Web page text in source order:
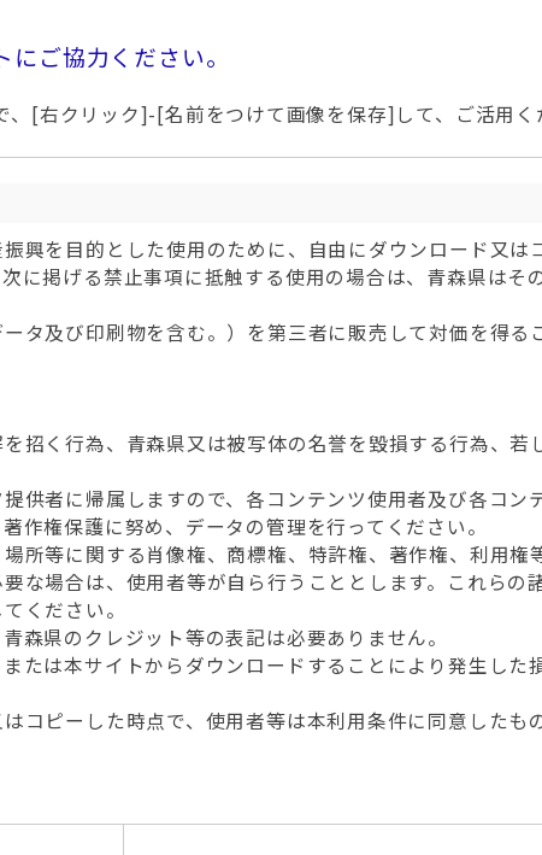
ご協力ください。
[右クリック]-[名前をつけて画像を保存]して、ご活用く
興を目的とした使用のために、自由にダウンロード又は
に掲げる禁止事項に抵触する使用の場合は、青森県はそ
タ及び印刷物を含む。）を第三者に販売して対価を得る
招く行為、青森県又は被写体の名誉を毀損する行為、若
供者に帰属しますので、各コンテンツ使用者及び各コン
作権保護に努め、データの管理を行ってください。
所等に関する肖像権、商標権、特許権、著作権、利用権
な場合は、使用者等が自ら行うこととします。これらの
ください。
森県のクレジット等の表記は必要ありません。
たは本サイトからダウンロードすることにより発生した
コピーした時点で、使用者等は本利用条件に同意したも